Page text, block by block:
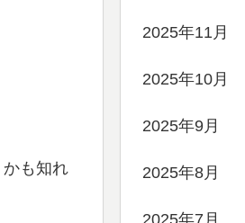
も知れ
2025年11月
2025年10月
2025年9月
2025年8月